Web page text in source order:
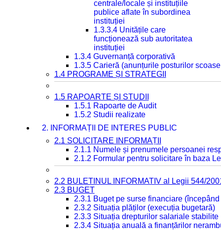
centrale/locale și instituțiile
publice aflate în subordinea
instituției
1.3.3.4 Unitățile care
funcționează sub autoritatea
instituției
1.3.4 Guvernanță corporativă
1.3.5 Carieră (anunțurile posturilor
1.4 PROGRAME ȘI STRATEGII
1.5 RAPOARTE ȘI STUDII
1.5.1 Rapoarte de Audit
1.5.2 Studii realizate
2. INFORMAȚII DE INTERES PUBLIC
2.1 SOLICITARE INFORMAȚII
2.1.1 Numele și prenumele persoanei
2.1.2 Formular pentru solicitare în baza
2.2 BULETINUL INFORMATIV al Legii 544/
2.3 BUGET
2.3.1 Buget pe surse financiare
2.3.2 Situația plăților (execuția bugetară)
2.3.3 Situația drepturilor salariale
2.3.4 Situația anuală a finanțărilor